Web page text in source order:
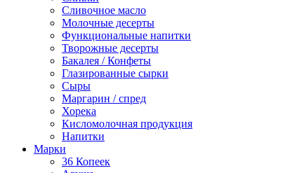
Сливочное масло
Молочные десерты
Функциональные напитки
Творожные десерты
Бакалея / Конфеты
Глазированные сырки
Сыры
Маргарин / спред
Хорека
Кисломолочная продукция
Напитки
Марки
36 Копеек